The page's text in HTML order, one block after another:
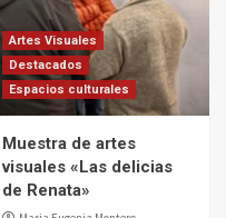
Artes Visuales
Destacados
Espacios culturales
Muestra de artes
visuales «Las delicias
de Renata»